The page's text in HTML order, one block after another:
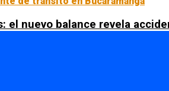
el nuevo balance revela